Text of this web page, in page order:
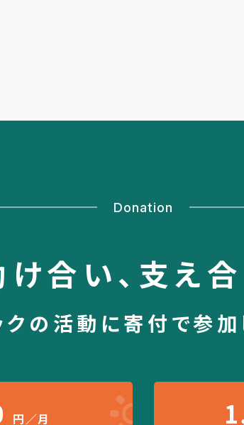
Donation
合い、 支え
クの活動に寄付で参加
円／月